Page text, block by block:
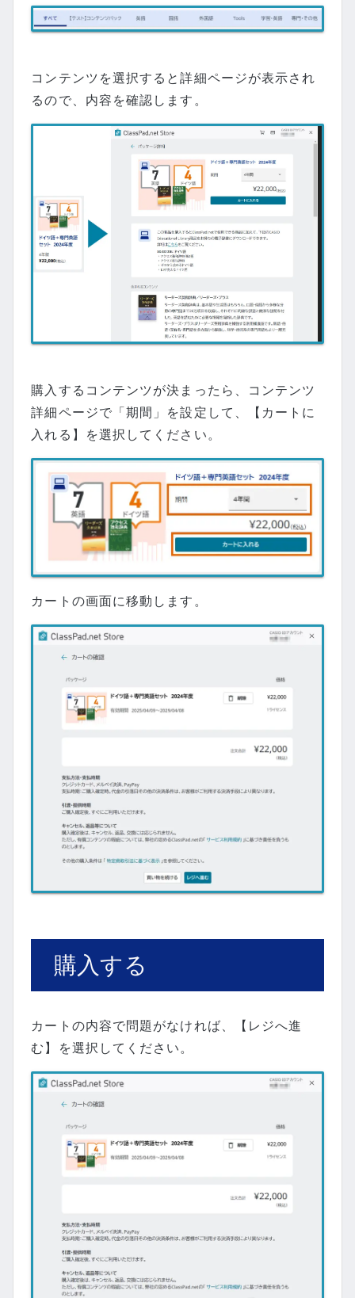
コンテンツを選択すると詳細ページが表示され
るので、内容を確認します。
購入するコンテンツが決まったら、コンテンツ
詳細ページで「期間」を設定して、【カートに
入れる】を選択してください。
カートの画面に移動します。
購入する
カートの内容で問題がなければ、【レジへ進
む】を選択してください。